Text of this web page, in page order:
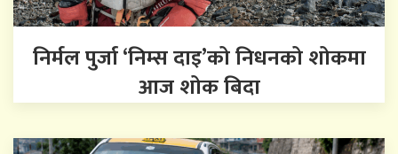
निर्मल पुर्जा ‘निम्स दाइ’को निधनको शोकमा
आज शोक बिदा